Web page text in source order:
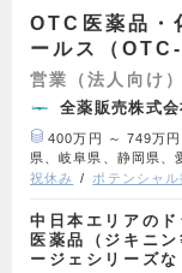
OTC医薬品・
ールス（
営業（法人向け）
全薬販売株式会
400万円 ～ 749万円
県、岐阜県、静岡県、
祝休み
ポテンシャル
中日本エリアの
医薬品（ジキニ
ージェシリーズ